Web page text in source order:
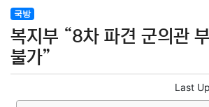
법률
질병 가요 방송 일상 주식 암호
미용
국방
복지부 “8차 파견 군의관
불가”
Last